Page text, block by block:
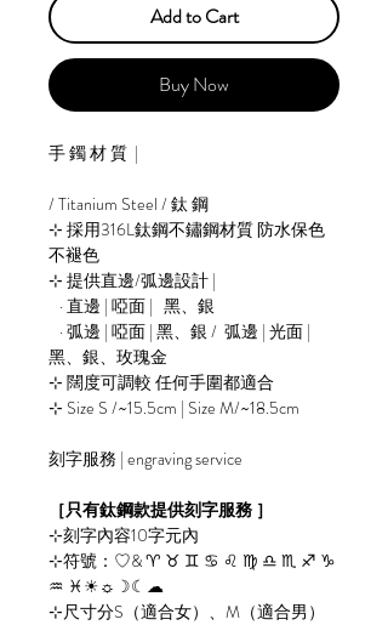
Add to Cart
Buy Now
手 鐲 材 質 |
/ Titanium Steel / 鈦 鋼
⊹ 採用316L鈦鋼不鏽鋼材質 防水保色
不褪色
⊹ 提供直邊/弧邊設計 |
· 直邊 | 啞面 | 黑、銀
· 弧邊 | 啞面 | 黑、銀 / 弧邊 | 光面 |
黑、銀、玫瑰金
⊹ 闊度可調較 任何手圍都適合
⊹ Size S /~15.5cm | Size M/~18.5cm
刻字服務 | engraving service
［只有鈦鋼款提供刻字服務 ］
⊹刻字內容10字元內
⊹符號：♡& ♈︎ ♉︎ ♊︎ ♋︎ ♌︎ ♍︎ ♎︎ ♏︎ ♐︎ ♑︎
♒︎ ♓︎☀︎☼☽☾☁︎
⊹尺寸分S（適合女）、M（適合男）